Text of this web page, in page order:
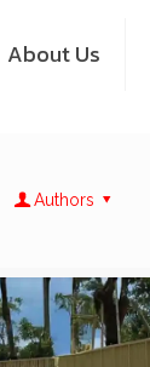
About Us
Authors